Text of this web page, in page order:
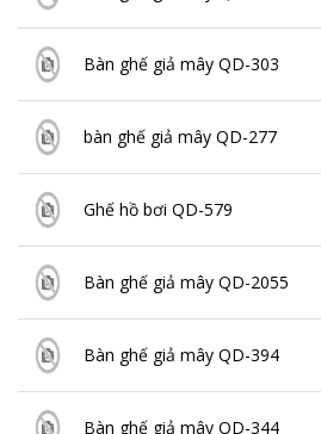
Bàn ghế giả mây QD-303
bàn ghế giả mây QD-277
Ghế hồ bơi QD-579
Bàn ghế giả mây QD-2055
Bàn ghế giả mây QD-394
Bàn ghế giả mây QD-344